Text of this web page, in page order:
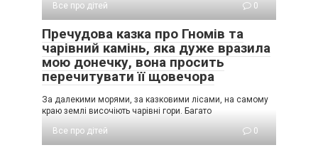
Все про дітей
0
Пречудова казка про Гномів та
чарівний камінь, яка дуже вразила
мою донечку, вона просить
перечитувати її щовечора
За далекими морями, за казковими лісами, на самому
краю землі височіють чарівні гори. Багато
Все про дітей
0